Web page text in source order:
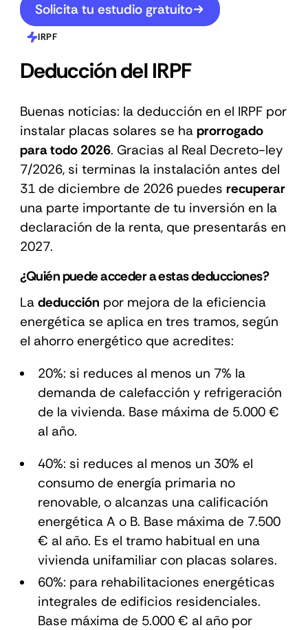
Solicita tu estudio gratuito
IRPF
Deducción del IRPF
Buenas noticias: la deducción en el IRPF por
instalar placas solares se ha prorrogado
para todo 2026. Gracias al Real Decreto-ley
7/2026, si terminas la instalación antes del
31 de diciembre de 2026 puedes recuperar
una parte importante de tu inversión en la
declaración de la renta, que presentarás en
2027.
¿Quién puede acceder a estas deducciones?
La deducción por mejora de la eficiencia
energética se aplica en tres tramos, según
el ahorro energético que acredites:
20%: si reduces al menos un 7% la
demanda de calefacción y refrigeración
de la vivienda. Base máxima de 5.000 €
al año.
40%: si reduces al menos un 30% el
consumo de energía primaria no
renovable, o alcanzas una calificación
energética A o B. Base máxima de 7.500
€ al año. Es el tramo habitual en una
vivienda unifamiliar con placas solares.
60%: para rehabilitaciones energéticas
integrales de edificios residenciales.
Base máxima de 5.000 € al año por